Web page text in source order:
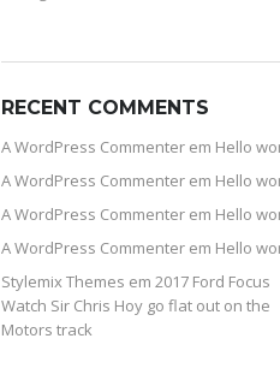
RECENT COMMENTS
A WordPress Commenter em Hello
A WordPress Commenter em Hello
A WordPress Commenter em Hello
A WordPress Commenter em Hello
Stylemix Themes em 2017 Ford Focus
Watch Sir Chris Hoy go flat out on the
Motors track